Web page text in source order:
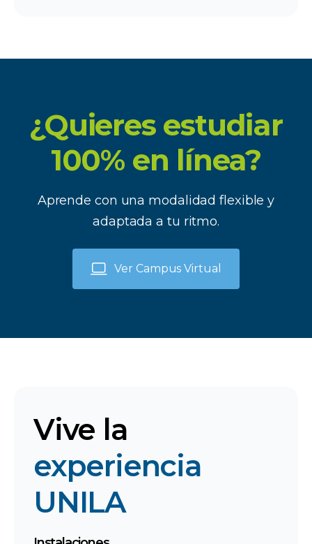
¿Quieres estudiar
100% en línea?
Aprende con una modalidad flexible y
adaptada a tu ritmo.
Ver Campus Virtual
Vive la
experiencia
UNILA